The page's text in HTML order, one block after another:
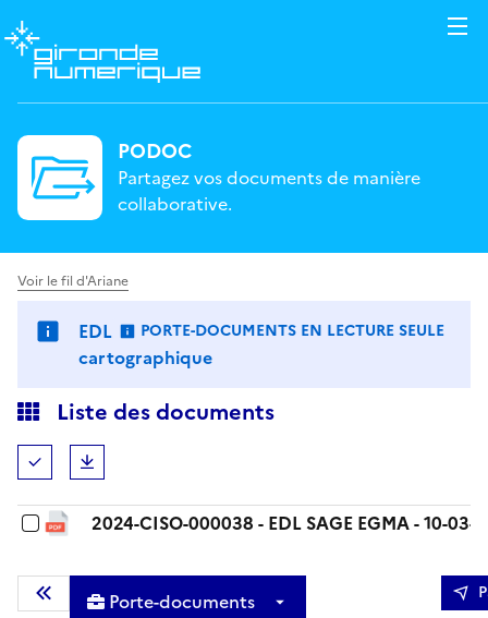
PODOC
Partagez vos documents de manière
collaborative.
Voir le fil d'Ariane
EDL SAGE EGMA - Atlas
cartographique
PORTE-DOCUMENTS EN LECTURE SEULE
: LES FICHIERS NE SONT PAS MODIFIABLES.
Liste des documents
Tout (dé)sélectionner
2024-CISO-000038 - EDL SAGE EGMA - 10-
Masquer la liste des documents
Porte-documents